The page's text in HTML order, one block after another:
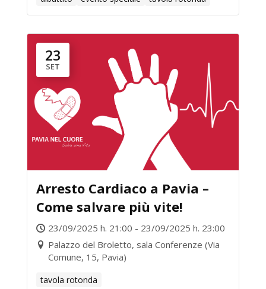
23
SET
Arresto Cardiaco a Pavia –
Come salvare più vite!
23/09/2025 h. 21:00 - 23/09/2025 h. 23:00
Palazzo del Broletto, sala Conferenze (Via
Comune, 15, Pavia)
tavola rotonda